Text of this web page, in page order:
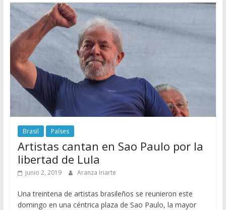
Brasil Países
Artistas cantan en Sao Paulo por la
libertad de Lula
junio 2, 2019 Aranza Iriarte
Una treintena de artistas brasileños se reunieron este
domingo en una céntrica plaza de Sao Paulo, la mayor